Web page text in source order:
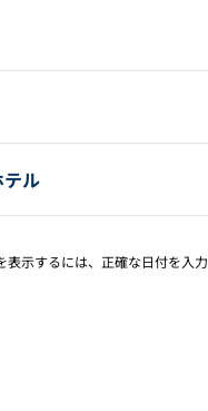
ル
示するには、正確な日付を入力